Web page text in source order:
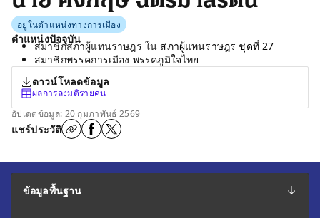
อยู่ในตำแหน่งทางการเมือง
ตำแหน่งปัจจุบัน
สมาชิกสภาผู้แทนราษฎร ใน สภาผู้แทนราษฎร ชุดที่ 27
สมาชิกพรรคการเมือง พรรคภูมิใจไทย
ดาวน์โหลดข้อมูล
ผลการลงมติรายคน
อัปเดตข้อมูล: 20 กุมภาพันธ์ 2569
แชร์ประวัติ
ข้อมูลพื้นฐาน